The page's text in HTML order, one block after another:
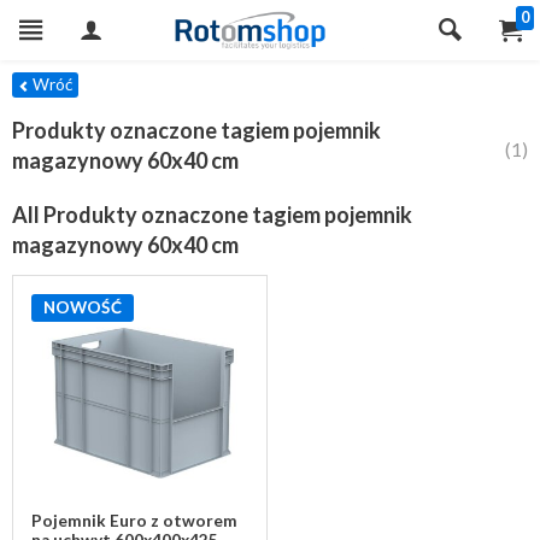
0
Wróć
Produkty oznaczone tagiem pojemnik
magazynowy 60x40 cm
(1)
All Produkty oznaczone tagiem pojemnik
magazynowy 60x40 cm
NOWOŚĆ
Pojemnik Euro z otworem